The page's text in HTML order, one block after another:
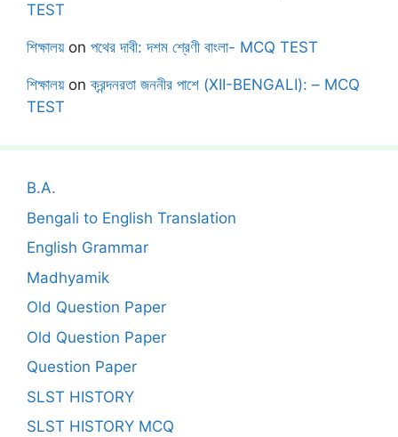
TEST
শিক্ষালয়on পথের দাবী: দশম শ্রেণী বাংলা- MCQ TEST
শিক্ষালয়onক্রন্দনরতা জননীর পাশে (XII-BENGALI): – MCQ
TEST
B.A.
Bengali to English Translation
English Grammar
Madhyamik
Old Question Paper
Old Question Paper
Question Paper
SLST HISTORY
SLST HISTORY MCQ